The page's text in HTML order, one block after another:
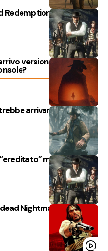
Redemption in arrivo?
versione per Switch
arrivare su
meccaniche di
Nightmare 2 è stato